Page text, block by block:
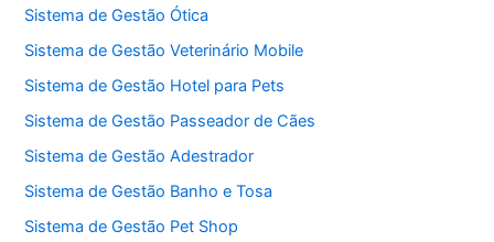
Sistema de Gestão Ótica
Sistema de Gestão Veterinário Mobile
Sistema de Gestão Hotel para Pets
Sistema de Gestão Passeador de Cães
Sistema de Gestão Adestrador
Sistema de Gestão Banho e Tosa
Sistema de Gestão Pet Shop